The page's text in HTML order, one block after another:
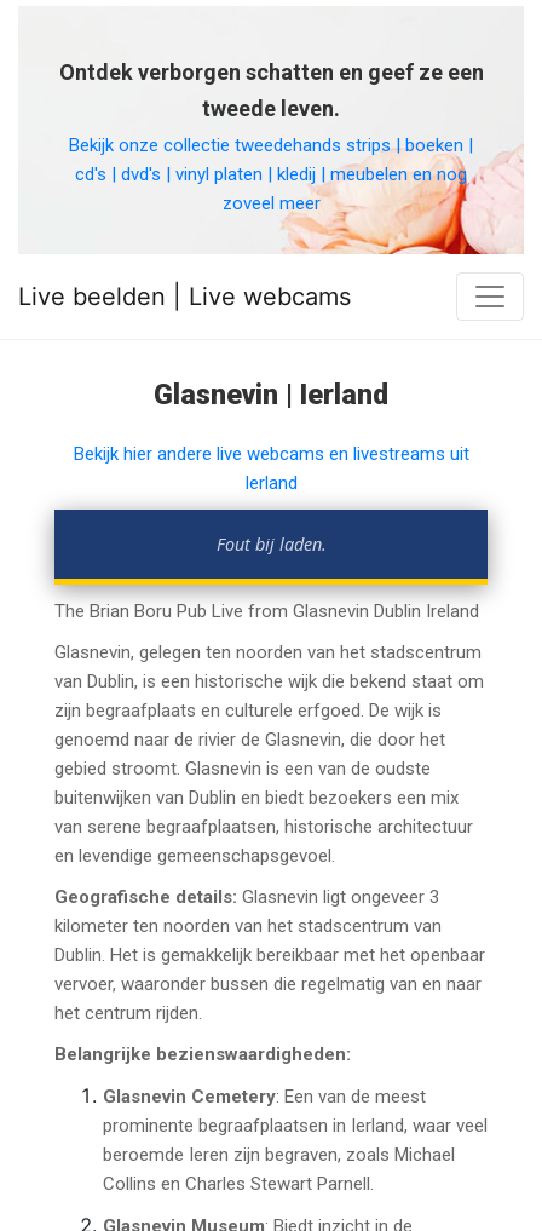
Ontdek verborgen schatten en geef ze een
tweede leven.
Bekijk onze collectie tweedehands strips | boeken |
cd's | dvd's | vinyl platen | kledij | meubelen en nog
zoveel meer
Live beelden | Live webcams
Glasnevin | Ierland
Bekijk hier andere live webcams en livestreams uit
Ierland
Fout bij laden.
The Brian Boru Pub Live from Glasnevin Dublin Ireland
Glasnevin, gelegen ten noorden van het stadscentrum
van Dublin, is een historische wijk die bekend staat om
zijn begraafplaats en culturele erfgoed. De wijk is
genoemd naar de rivier de Glasnevin, die door het
gebied stroomt. Glasnevin is een van de oudste
buitenwijken van Dublin en biedt bezoekers een mix
van serene begraafplaatsen, historische architectuur
en levendige gemeenschapsgevoel.
Geografische details: Glasnevin ligt ongeveer 3
kilometer ten noorden van het stadscentrum van
Dublin. Het is gemakkelijk bereikbaar met het openbaar
vervoer, waaronder bussen die regelmatig van en naar
het centrum rijden.
Belangrijke bezienswaardigheden:
Glasnevin Cemetery: Een van de meest
prominente begraafplaatsen in Ierland, waar veel
beroemde Ieren zijn begraven, zoals Michael
Collins en Charles Stewart Parnell.
Glasnevin Museum: Biedt inzicht in de